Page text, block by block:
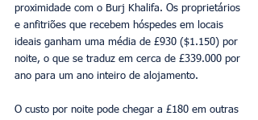
proximidade com o Burj Khalifa. Os proprietários
e anfitriões que recebem hóspedes em locais
ideais ganham uma média de £930 ($1.150) por
noite, o que se traduz em cerca de £339.000 por
ano para um ano inteiro de alojamento.
O custo por noite pode chegar a £180 em outras